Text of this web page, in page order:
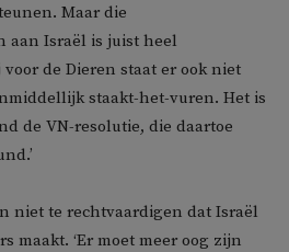
Maar die
aan Israël is juist heel
de Dieren staat er ook niet
staakt-het-vuren. Het is
de VN-resolutie, die daartoe
niet te rechtvaardigen dat Israël
maakt. ‘Er moet meer oog zijn